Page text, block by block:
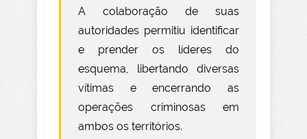
A colaboração de suas
autoridades permitiu identificar
e prender os líderes do
esquema, libertando diversas
vítimas e encerrando as
operações criminosas em
ambos os territórios.